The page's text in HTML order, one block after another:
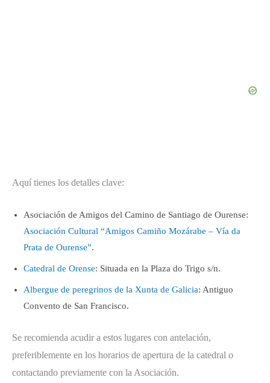
Aquí tienes los detalles clave:
Asociación de Amigos del Camino de Santiago de Ourense:
Asociación Cultural “Amigos Camiño Mozárabe – Vía da
Prata de Ourense”.
Catedral de Orense: Situada en la Plaza do Trigo s/n.
Albergue de peregrinos de la Xunta de Galicia: Antiguo
Convento de San Francisco.
Se recomienda acudir a estos lugares con antelación,
preferiblemente en los horarios de apertura de la catedral o
contactando previamente con la Asociación.